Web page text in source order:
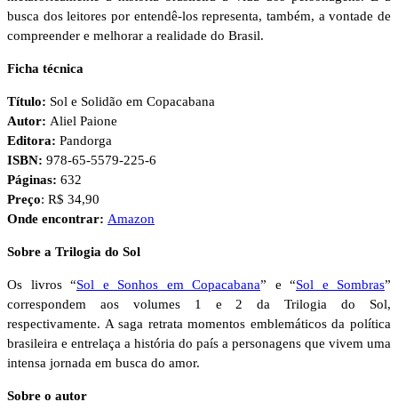
busca dos leitores por entendê-los representa, também, a vontade de
compreender e melhorar a realidade do Brasil.
Ficha técnica
Título: Sol e Solidão em Copacabana
Autor: Aliel Paione
Editora: Pandorga
ISBN: 978-65-5579-225-6
Páginas: 632
Preço: R$ 34,90
Onde encontrar: Amazon
Sobre a Trilogia do Sol
Os livros “Sol e Sonhos em Copacabana” e “Sol e Sombras”
correspondem aos volumes 1 e 2 da Trilogia do Sol,
respectivamente. A saga retrata momentos emblemáticos da política
brasileira e entrelaça a história do país a personagens que vivem uma
intensa jornada em busca do amor.
Sobre o autor